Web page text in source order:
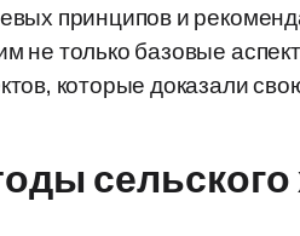
принципов и
только базовые
которые доказали
сельского